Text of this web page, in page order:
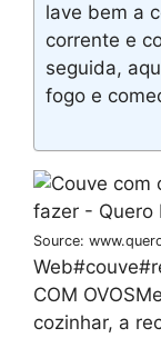
lave bem a
corrente e
seguida,
fogo e
Source:
COM
cozinhar, a